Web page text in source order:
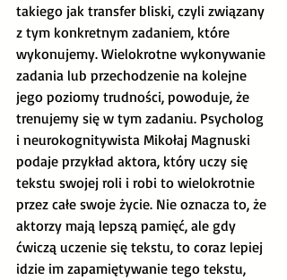
takiego jak transfer bliski, czyli związany
z tym konkretnym zadaniem, które
wykonujemy. Wielokrotne wykonywanie
zadania lub przechodzenie na kolejne
jego poziomy trudności, powoduje, że
trenujemy się w tym zadaniu. Psycholog
i neurokognitywista Mikołaj Magnuski
podaje przykład aktora, który uczy się
tekstu swojej roli i robi to wielokrotnie
przez całe swoje życie. Nie oznacza to, że
aktorzy mają lepszą pamięć, ale gdy
ćwiczą uczenie się tekstu, to coraz lepiej
idzie im zapamiętywanie tego tekstu,